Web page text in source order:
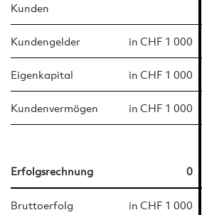
Kunden
Kundengelder in CHF 1 000
Eigenkapital in CHF 1 000
Kundenvermögen in CHF 1 000
Erfolgsrechnung 0
Bruttoerfolg
in CHF 1 000